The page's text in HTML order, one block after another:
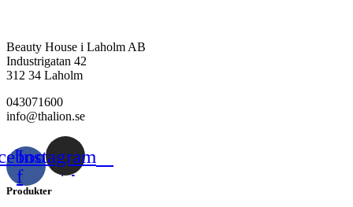
Beauty House i Laholm AB
Industrigatan 42
312 34 Laholm
043071600
info@thalion.se
f
Instagram
Produkter